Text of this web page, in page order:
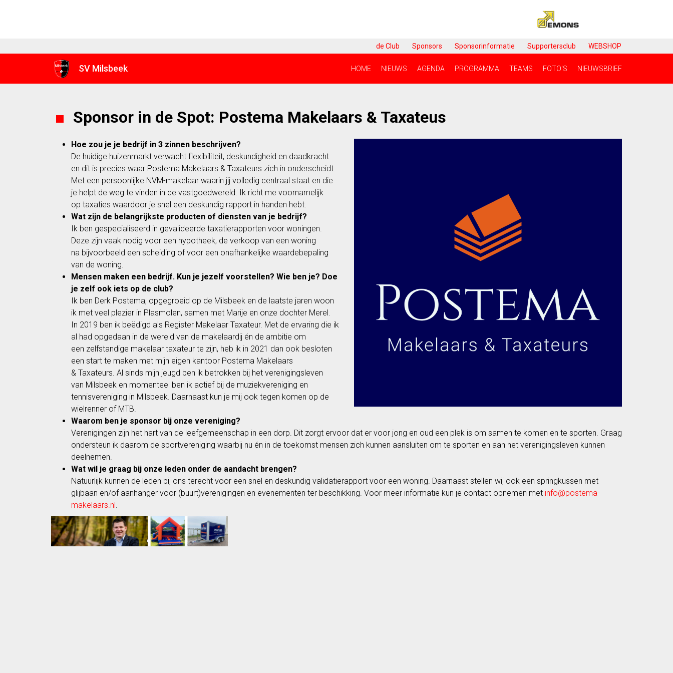
de Club Sponsors Sponsorinformatie Supportersclub WEBSHOP
SV Milsbeek HOME NIEUWS AGENDA PROGRAMMA TEAMS FOTO'S NIEUWSBRIEF
Sponsor in de Spot: Postema Makelaars & Taxateus
Hoe zou je je bedrijf in 3 zinnen beschrijven?
De huidige huizenmarkt verwacht flexibiliteit, deskundigheid en daadkracht
en dit is precies waar Postema Makelaars & Taxateurs zich in onderscheidt.
Met een persoonlijke NVM-makelaar waarin jij volledig centraal staat en die
je helpt de weg te vinden in de vastgoedwereld. Ik richt me voornamelijk
op taxaties waardoor je snel een deskundig rapport in handen hebt.
Wat zijn de belangrijkste producten of diensten van je bedrijf?
Ik ben gespecialiseerd in gevalideerde taxatierapporten voor woningen.
Deze zijn vaak nodig voor een hypotheek, de verkoop van een woning
na bijvoorbeeld een scheiding of voor een onafhankelijke waardebepaling
van de woning.
Mensen maken een bedrijf. Kun je jezelf voorstellen? Wie ben je? Doe
je zelf ook iets op de club?
Ik ben Derk Postema, opgegroeid op de Milsbeek en de laatste jaren woon
ik met veel plezier in Plasmolen, samen met Marije en onze dochter Merel.
In 2019 ben ik beëdigd als Register Makelaar Taxateur. Met de ervaring die ik
al had opgedaan in de wereld van de makelaardij én de ambitie om
een zelfstandige makelaar taxateur te zijn, heb ik in 2021 dan ook besloten
een start te maken met mijn eigen kantoor Postema Makelaars
& Taxateurs. Al sinds mijn jeugd ben ik betrokken bij het verenigingsleven
van Milsbeek en momenteel ben ik actief bij de muziekvereniging en
tennisvereniging in Milsbeek. Daarnaast kun je mij ook tegen komen op de
wielrenner of MTB.
Waarom ben je sponsor bij onze vereniging?
Verenigingen zijn het hart van de leefgemeenschap in een dorp. Dit zorgt ervoor dat er voor jong en oud een plek is om samen te komen en te sporten. Graag
ondersteun ik daarom de sportvereniging waarbij nu én in de toekomst mensen zich kunnen aansluiten om te sporten en aan het verenigingsleven kunnen
deelnemen.
Wat wil je graag bij onze leden onder de aandacht brengen?
Natuurlijk kunnen de leden bij ons terecht voor een snel en deskundig validatierapport voor een woning. Daarnaast stellen wij ook een springkussen met
glijbaan en/of aanhanger voor (buurt)verenigingen en evenementen ter beschikking. Voor meer informatie kun je contact opnemen met info@postema-
makelaars.nl.